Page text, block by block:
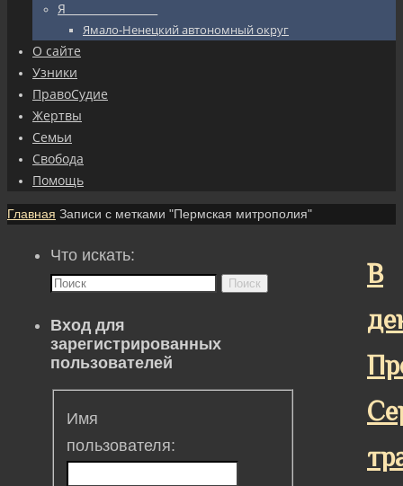
Я_________________
Ямало-Ненецкий автономный округ
О сайте
Узники
ПравоСудие
Жертвы
Семьи
Свобода
Помощь
Главная Записи с метками "Пермская митрополия"
В
Что искать:
Поиск
Вход для
зарегистрированных
пользователей
Имя
пользователя: